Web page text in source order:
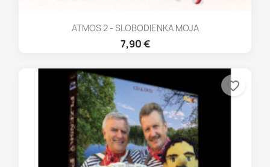
ATMOS 2 - SLOBODIENKA MOJA
7,90 €
favorite_border